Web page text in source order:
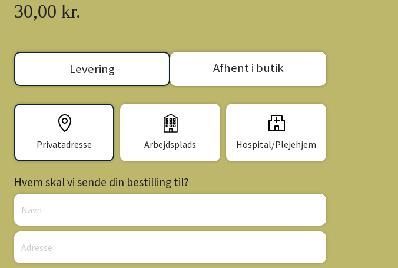
30,00 kr.
Levering Afhent i butik
Privatadresse Arbejdsplads Hospital/Plejehjem
Hvem skal vi sende din bestilling til?